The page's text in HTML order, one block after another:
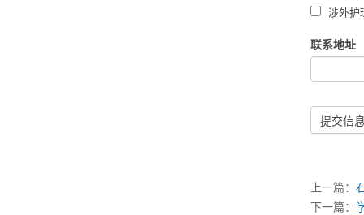
涉外护
联系地址
提交信
上一篇：
下一篇：